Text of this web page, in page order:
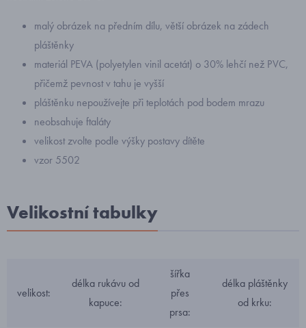
malý obrázek na předním dílu, větší obrázek na zádech
pláštěnky
materiál PEVA (polyetylen vinil acetát) o 30% lehčí než PVC,
přičemž pevnost v tahu je vyšší
pláštěnku nepoužívejte při teplotách pod bodem mrazu
neobsahuje ftaláty
velikost zvolte podle výšky postavy dítěte
vzor 5502
Velikostní tabulky
velikost:
délka rukávu od
kapuce:
šířka
přes
prsa:
délka pláštěnky
od krku: